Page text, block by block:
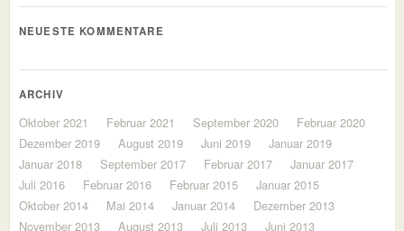
NEUESTE KOMMENTARE
ARCHIV
Oktober 2021 Februar 2021 September 2020
Februar 2020
Dezember 2019
August 2019 Juni 2019
Januar 2019
Januar 2018
September 2017 Februar 2017
Januar 2017
Juli 2016
Februar 2016 Februar 2015
Januar 2015
Oktober 2014
Mai 2014 Januar 2014
Dezember 2013
November 2013
August 2013 Juli 2013
Juni 2013